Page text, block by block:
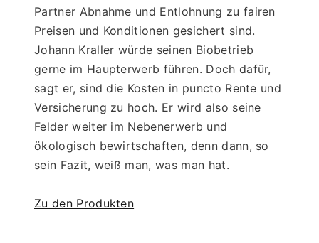
Partner Abnahme und Entlohnung zu fairen
Preisen und Konditionen gesichert sind.
Johann Kraller würde seinen Biobetrieb
gerne im Haupterwerb führen. Doch dafür,
sagt er, sind die Kosten in puncto Rente und
Versicherung zu hoch. Er wird also seine
Felder weiter im Nebenerwerb und
ökologisch bewirtschaften, denn dann, so
sein Fazit, weiß man, was man hat.
Zu den Produkten